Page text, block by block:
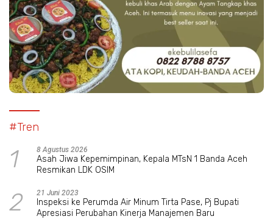
#Tren
1 8 Agustus 2026
Asah Jiwa Kepemimpinan, Kepala MTsN 1 Banda Aceh
Resmikan LDK OSIM
2 21 Juni 2023
Inspeksi ke Perumda Air Minum Tirta Pase, Pj Bupati
Apresiasi Perubahan Kinerja Manajemen Baru